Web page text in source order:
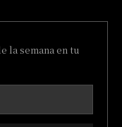
la semana en tu